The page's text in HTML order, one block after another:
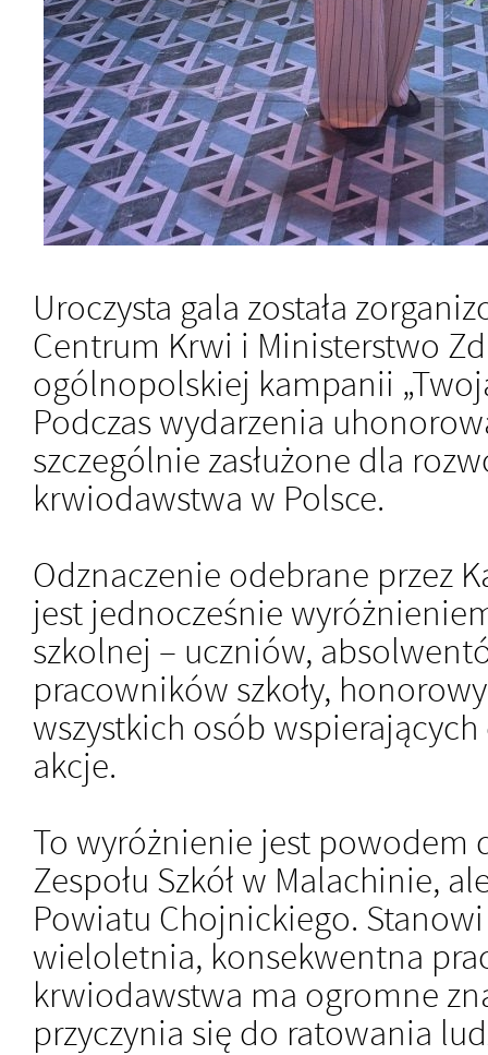
Uroczysta gala została
Centrum Krwi i Ministerstwo
ogólnopolskiej kampanii
Podczas wydarzenia
szczególnie zasłużone dla
krwiodawstwa w Polsce.
Odznaczenie odebrane przez
jest jednocześnie
szkolnej – uczniów,
pracowników szkoły,
wszystkich osób
akcje.
To wyróżnienie jest powodem
Zespołu Szkół w Malachinie,
Powiatu Chojnickiego.
wieloletnia, konsekwentna
krwiodawstwa ma ogromne
przyczynia się do ratowania